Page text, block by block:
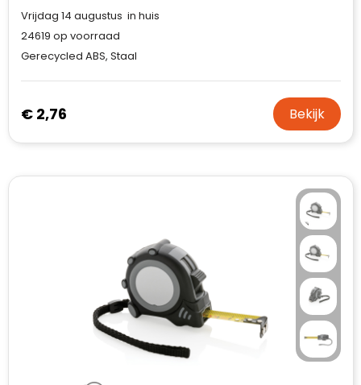
Vrijdag 14 augustus in huis
24619 op voorraad
Gerecycled ABS, Staal
€ 2,76 Bekijk